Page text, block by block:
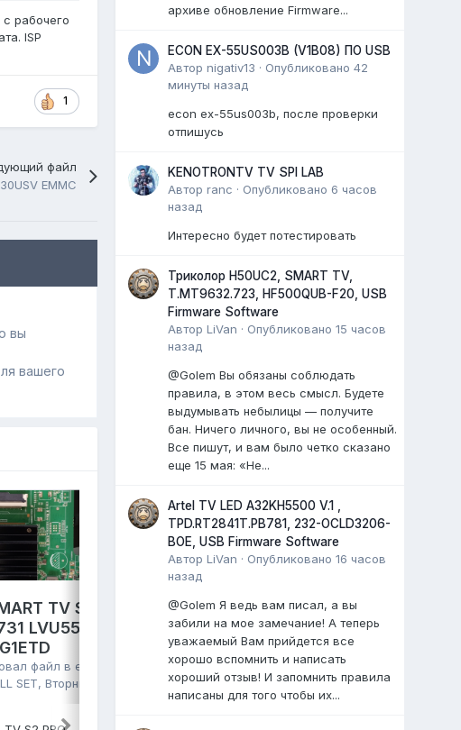
с рабочего
ISP
1
файл
EMMC
вы
вашего
TV S2 PRO,
LVU550CSDX
файл в eMMC,
SET,Вторник в 06:57
GAZER TV49-US2G,
HK.T.RT2861V09,
HV490QUB, eMMC Toshiba
016G30 16GB, полный дамп
kmmопубликовал файл в
архиве обновление Firmware...
ECON EX-55US003B (V1B08) ПО USB
Авторnigativ13 · Опубликовано42
минуты назад
econ ex-55us003b, после проверки
отпишусь
KENOTRONTV TV SPI LAB
Авторranc · Опубликовано 6 часов
назад
Интересно будет потестировать
Триколор H50UC2, SMART TV,
T.MT9632.723, HF500QUB-F20, USB
Firmware Software
АвторLiVan · Опубликовано15 часов
назад
@Golem Вы обязаны соблюдать
правила, в этом весь смысл. Будете
выдумывать небылицы — получите
бан. Ничего личного, вы не особенный.
Все пишут, и вам было четко сказано
еще 15 мая: «Не...
Artel TV LED A32KH5500 V.1 ,
TPD.RT2841T.PB781, 232-OCLD3206-
BOE, USB Firmware Software
АвторLiVan · Опубликовано16 часов
назад
@Golem Я ведь вам писал, а вы
забили на мое замечание! А теперь
уважаемый Вам прийдется все
хорошо вспомнить и написать
хороший отзыв! И запомнить правила
написаны для того чтобы их...